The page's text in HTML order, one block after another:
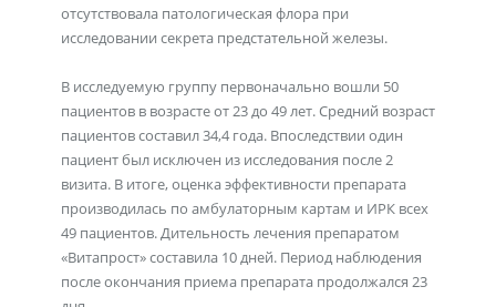
отсутствовала патологическая флора при
исследовании секрета предстательной железы.
В исследуемую группу первоначально вошли 50
пациентов в возрасте от 23 до 49 лет. Средний возраст
пациентов составил 34,4 года. Впоследствии один
пациент был исключен из исследования после 2
визита. В итоге, оценка эффективности препарата
производилась по амбулаторным картам и ИРК всех
49 пациентов. Дительность лечения препаратом
«Витапрост» составила 10 дней. Период наблюдения
после окончания приема препарата продолжался 23